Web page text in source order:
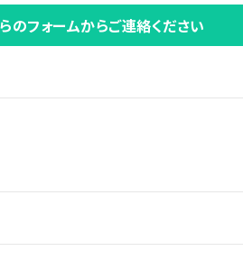
のフォームからご連絡ください